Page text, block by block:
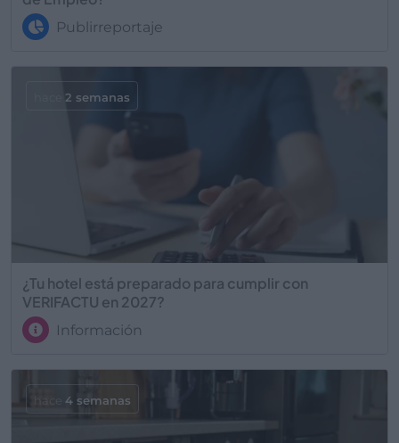
Publirreportaje
¿Tu hotel está preparado para cumplir con
VERIFACTU en 2027?
Información
2 semanas
4 semanas